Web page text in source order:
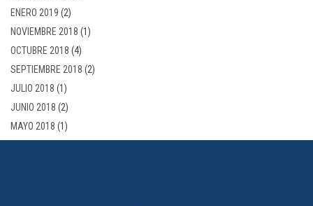
ENERO 2019 (2)
NOVIEMBRE 2018 (1)
OCTUBRE 2018 (4)
SEPTIEMBRE 2018 (2)
JULIO 2018 (1)
JUNIO 2018 (2)
MAYO 2018 (1)